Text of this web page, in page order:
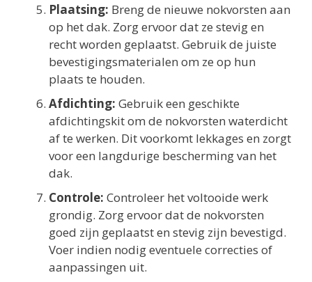
Plaatsing: Breng de nieuwe nokvorsten aan
op het dak. Zorg ervoor dat ze stevig en
recht worden geplaatst. Gebruik de juiste
bevestigingsmaterialen om ze op hun
plaats te houden.
Afdichting: Gebruik een geschikte
afdichtingskit om de nokvorsten waterdicht
af te werken. Dit voorkomt lekkages en zorgt
voor een langdurige bescherming van het
dak.
Controle: Controleer het voltooide werk
grondig. Zorg ervoor dat de nokvorsten
goed zijn geplaatst en stevig zijn bevestigd.
Voer indien nodig eventuele correcties of
aanpassingen uit.